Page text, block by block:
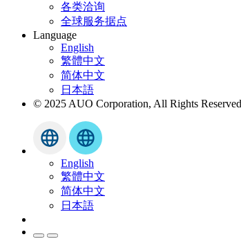
各类洽询
全球服务据点
Language
English
繁體中文
简体中文
日本語
© 2025 AUO Corporation, All Rights
English
繁體中文
简体中文
日本語